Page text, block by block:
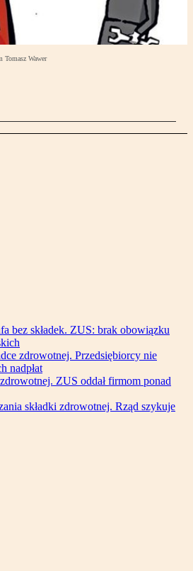
Tomasz Wawer
bez składek. ZUS: brak obowiązku
zdrowotnej. Przedsiębiorcy nie
nadpłat
ZUS oddał firmom ponad
składki zdrowotnej. Rząd szykuje